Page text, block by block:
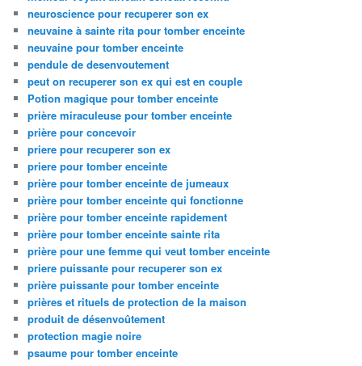
neuroscience pour recuperer son ex
neuvaine à sainte rita pour tomber enceinte
neuvaine pour tomber enceinte
pendule de desenvoutement
peut on recuperer son ex qui est en couple
Potion magique pour tomber enceinte
prière miraculeuse pour tomber enceinte
prière pour concevoir
priere pour recuperer son ex
priere pour tomber enceinte
prière pour tomber enceinte de jumeaux
prière pour tomber enceinte qui fonctionne
prière pour tomber enceinte rapidement
prière pour tomber enceinte sainte rita
prière pour une femme qui veut tomber enceinte
priere puissante pour recuperer son ex
prière puissante pour tomber enceinte
prières et rituels de protection de la maison
produit de désenvoûtement
protection magie noire
psaume pour tomber enceinte